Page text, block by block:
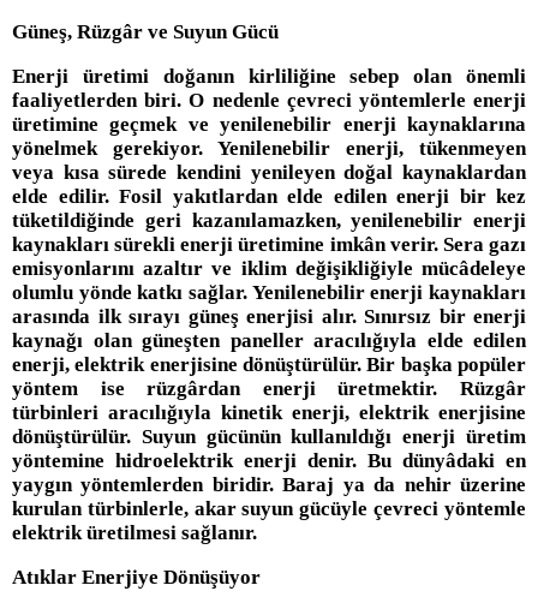
Güneş, Rüzgâr ve Suyun Gücü
Enerji üretimi doğanın kirliliğine sebep olan önemli
faaliyetlerden biri. O nedenle çevreci yöntemlerle enerji
üretimine geçmek ve yenilenebilir enerji kaynaklarına
yönelmek gerekiyor. Yenilenebilir enerji, tükenmeyen
veya kısa sürede kendini yenileyen doğal kaynaklardan
elde edilir. Fosil yakıtlardan elde edilen enerji bir kez
tüketildiğinde geri kazanılamazken, yenilenebilir enerji
kaynakları sürekli enerji üretimine imkân verir. Sera gazı
emisyonlarını azaltır ve iklim değişikliğiyle mücâdeleye
olumlu yönde katkı sağlar. Yenilenebilir enerji kaynakları
arasında ilk sırayı güneş enerjisi alır. Sınırsız bir enerji
kaynağı olan güneşten paneller aracılığıyla elde edilen
enerji, elektrik enerjisine dönüştürülür. Bir başka popüler
yöntem ise rüzgârdan enerji üretmektir. Rüzgâr
türbinleri aracılığıyla kinetik enerji, elektrik enerjisine
dönüştürülür. Suyun gücünün kullanıldığı enerji üretim
yöntemine hidroelektrik enerji denir. Bu dünyâdaki en
yaygın yöntemlerden biridir. Baraj ya da nehir üzerine
kurulan türbinlerle, akar suyun gücüyle çevreci yöntemle
elektrik üretilmesi sağlanır.
Atıklar Enerjiye Dönüşüyor